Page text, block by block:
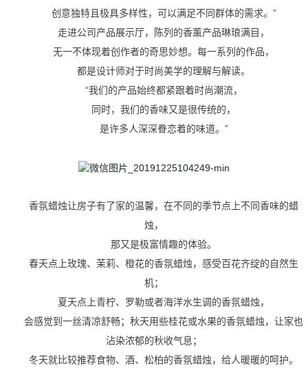
创意独特且极具多样性，可以满足不同群体的需求。”
走进公司产品展示厅，陈列的香薰产品琳琅满目，
无一不体现着创作者的奇思妙想。每一系列的作品，
都是设计师对于时尚美学的理解与解读。
“我们的产品始终都紧跟着时尚潮流，
同时，我们的香味又是很传统的，
是许多人深深眷恋着的味道。”
香氛蜡烛让房子有了家的温馨，在不同的季节点上不同香味的蜡
烛，
那又是极富情趣的体验。
春天点上玫瑰、茉莉、橙花的香氛蜡烛，感受百花齐绽的自然生
机；
夏天点上青柠、罗勒或者海洋水生调的香氛蜡烛，
会感觉到一丝清凉舒畅；秋天用些桂花或水果的香氛蜡烛， 让家也
沾染浓郁的秋收气息；
冬天就比较推荐食物、酒、松柏的香氛蜡烛，给人暖暖的呵护。